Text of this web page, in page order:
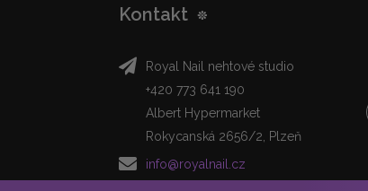
Kontakt
Royal Nail nehtové studio
+420 773 641 190
Albert Hypermarket
Rokycanská 2656/2, Plzeň
info@royalnail.cz